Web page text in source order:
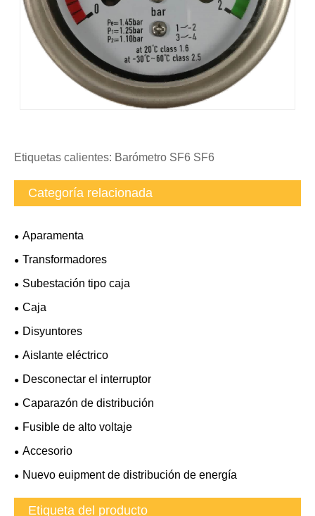
Etiquetas calientes: Barómetro SF6 SF6
Categoría relacionada
Aparamenta
Transformadores
Subestación tipo caja
Caja
Disyuntores
Aislante eléctrico
Desconectar el interruptor
Caparazón de distribución
Fusible de alto voltaje
Accesorio
Nuevo euipment de distribución de energía
Etiqueta del producto